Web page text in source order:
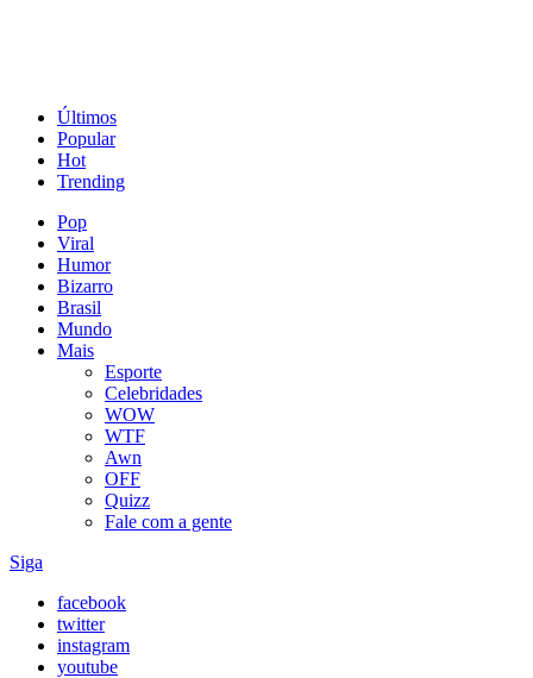
Últimos
Popular
Hot
Trending
Pop
Viral
Humor
Bizarro
Brasil
Mundo
Mais
Esporte
Celebridades
WOW
WTF
Awn
OFF
Quizz
Fale com a gente
Siga
facebook
twitter
instagram
youtube